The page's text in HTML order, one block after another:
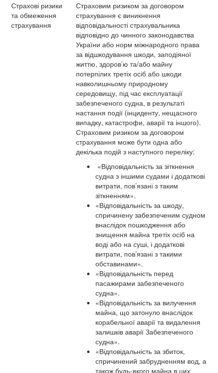
Страхові ризики
та обмеження
страхування
Страховим ризиком за договором
страхування є виникнення
відповідальності страхувальника
відповідно до чинного законодавства
України або норм міжнародного права
за відшкодування шкоди, заподіяної
життю, здоров’ю та/або майну
потерпілих третіх осіб або шкоди
навколишньому природному
середовищу, під час експлуатації
забезпеченого судна, в результаті
настання події (інциденту, нещасного
випадку, катастрофи, аварії та іншого).
Страховим ризиком за договором
страхування може бути одна або
декілька подій з наступного переліку:
«Відповідальність за зіткнення
судна з іншими судами і додаткові
витрати, пов’язані з таким
зіткненням».
«Відповідальність за шкоду,
спричинену забезпеченим судном
внаслідок пошкодження або
знищення майна третіх осіб на
воді або на суші, і додаткові
витрати, пов’язані з такими
обставинами».
«Відповідальність перед
пасажирами забезпеченого
судна».
«Відповідальність за вилучення
майна, що затонуло внаслідок
корабельної аварії та видалення
залишків аварії Забезпеченого
судна».
«Відповідальність за збиток,
спричинений забрудненням вод, а
також будь-якого майна в цих